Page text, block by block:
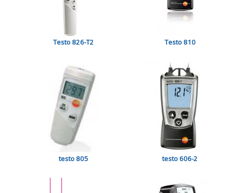
Testo 826-T2 Testo 810
testo 805 testo 606-2